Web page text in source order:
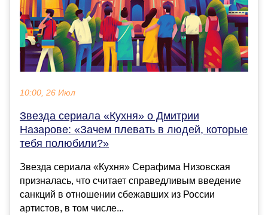
10:00, 26 Июл
Звезда сериала «Кухня» о Дмитрии
Назарове: «Зачем плевать в людей, которые
тебя полюбили?»
Звезда сериала «Кухня» Серафима Низовская
призналась, что считает справедливым введение
санкций в отношении сбежавших из России
артистов, в том числе...